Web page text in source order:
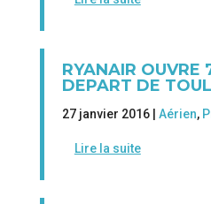
RYANAIR OUVRE
DEPART DE
27 janvier 2016 | Aérien,
Lire la suite